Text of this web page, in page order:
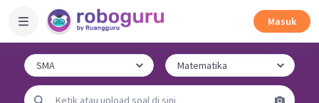
Masuk